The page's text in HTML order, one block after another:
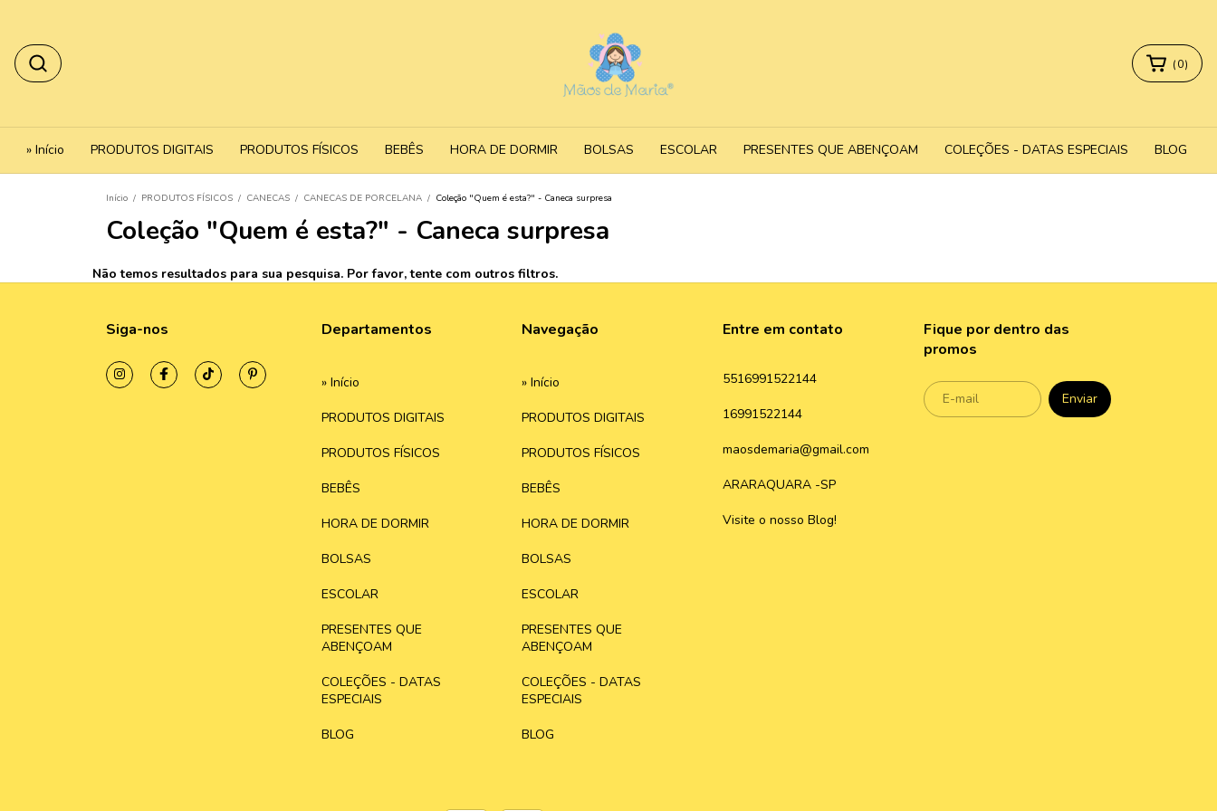
(0)
» Início PRODUTOS DIGITAIS PRODUTOS FÍSICOS BEBÊS HORA DE DORMIR BOLSAS ESCOLAR PRESENTES QUE ABENÇOAM COLEÇÕES - DATAS ESPECIAIS BLOG
Início / PRODUTOS FÍSICOS / CANECAS / CANECAS DE PORCELANA / Coleção "Quem é esta?" - Caneca surpresa
Coleção "Quem é esta?" - Caneca surpresa
Não temos resultados para sua pesquisa. Por favor, tente com outros filtros.
Siga-nos Departamentos
» Início
PRODUTOS DIGITAIS
PRODUTOS FÍSICOS
BEBÊS
HORA DE DORMIR
BOLSAS
ESCOLAR
PRESENTES QUE
ABENÇOAM
COLEÇÕES - DATAS
ESPECIAIS
BLOG
Navegação
» Início
PRODUTOS DIGITAIS
PRODUTOS FÍSICOS
BEBÊS
HORA DE DORMIR
BOLSAS
ESCOLAR
PRESENTES QUE
ABENÇOAM
COLEÇÕES - DATAS
ESPECIAIS
BLOG
Entre em contato
5516991522144
16991522144
maosdemaria@gmail.com
ARARAQUARA -SP
Visite o nosso Blog!
Fique por dentro das
promos